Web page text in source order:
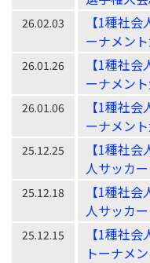
26.02.03
【1種社
ーナメン
26.01.26
【1種社
ーナメン
26.01.06
【1種社
ーナメン
25.12.25
【1種社
人サッカ
25.12.18
【1種社
人サッカ
25.12.15
【1種社
トーナメ